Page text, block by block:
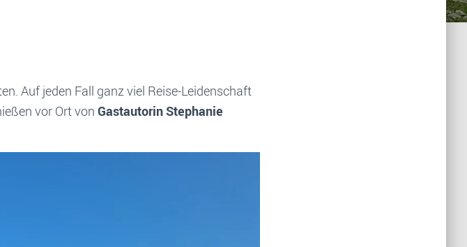
Auf jeden Fall ganz viel Reise-Leidenschaft
vor Ort von Gastautorin Stephanie